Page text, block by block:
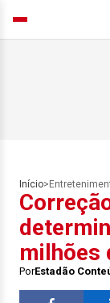
Início>
milhões
PorEstadão